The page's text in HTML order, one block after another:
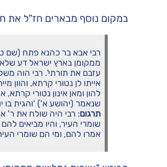
במקום נוסף מבארים חז"ל את
רבי אבא בר כהנא פתח (שם
ממקומן בארץ ישראל דע
עזבם את תורתי'. רבי הוה
אייתו לן נטורי קרתא, והוון
להון ומאן אינון נטורי
שנאמר (יהושע א') 'והגית בו
תרגום: רבי היה שולח את ר'
שומרי העיר, והיו מביאים
אמרו להם, ומי הם שומרי